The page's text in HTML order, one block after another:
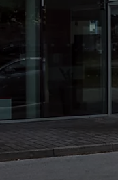
850f0cbb-1e72-4382-9bbc-
Assistenza